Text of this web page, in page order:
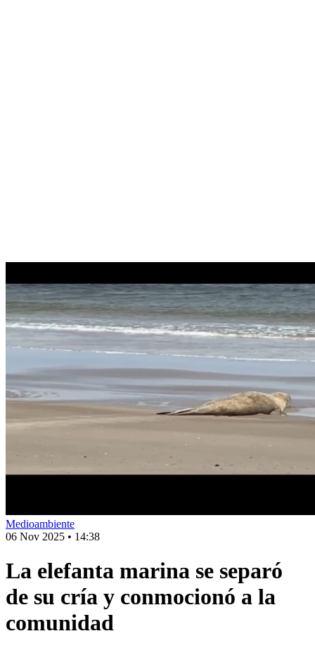
Medioambiente
06 Nov 2025 • 14:38
La elefanta marina se separó
de su cría y conmocionó a la
comunidad